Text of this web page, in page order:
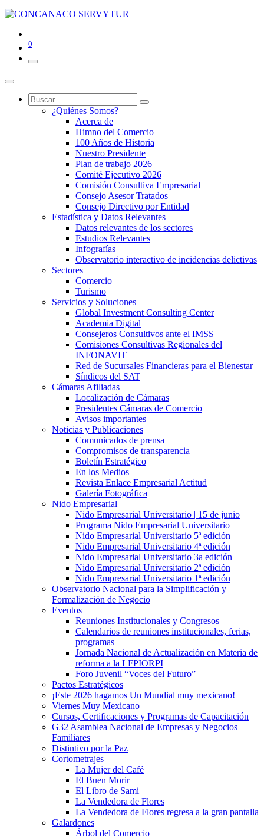
0
¿Quiénes Somos?
Acerca de
Himno del Comercio
100 Años de Historia
Nuestro Presidente
Plan de trabajo 2026
Comité Ejecutivo 2026
Comisión Consultiva Empresarial
Consejo Asesor Tratados
Consejo Directivo por Entidad
Estadística y Datos Relevantes
Datos relevantes de los sectores
Estudios Relevantes
Infografías
Observatorio interactivo de incidencias delictivas
Sectores
Comercio
Turismo
Servicios y Soluciones
Global Investment Consulting Center
Academia Digital
Consejeros Consultivos ante el IMSS
Comisiones Consultivas Regionales del
INFONAVIT
Red de Sucursales Financieras para el Bienestar
Síndicos del SAT
Cámaras Afiliadas
Localización de Cámaras
Presidentes Cámaras de Comercio
Avisos importantes
Noticias y Publicaciones
Comunicados de prensa
Compromisos de transparencia
Boletín Estratégico
En los Medios
Revista Enlace Empresarial Actitud
Galería Fotográfica
Nido Empresarial
Nido Empresarial Universitario | 15 de junio
Programa Nido Empresarial Universitario
Nido Empresarial Universitario 5ª edición
Nido Empresarial Universitario 4ª edición
Nido Empresarial Universitario 3a edición
Nido Empresarial Universitario 2ª edición
Nido Empresarial Universitario 1ª edición
Observatorio Nacional para la Simplificación y
Formalización de Negocio
Eventos
Reuniones Institucionales y Congresos
Calendarios de reuniones institucionales, ferias,
programas
Jornada Nacional de Actualización en Materia de
reforma a la LFPIORPI
Foro Juvenil “Voces del Futuro”
Pactos Estratégicos
¡Este 2026 hagamos Un Mundial muy mexicano!
Viernes Muy Mexicano
Cursos, Certificaciones y Programas de Capacitación
G32 Asamblea Nacional de Empresas y Negocios
Familiares
Distintivo por la Paz
Cortometrajes
La Mujer del Café
El Buen Morir
El Libro de Sami
La Vendedora de Flores
La Vendedora de Flores regresa a la gran pantalla
Galardones
Árbol del Comercio